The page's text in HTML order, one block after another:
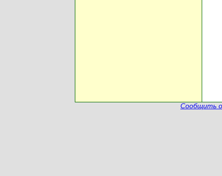
Сообщить о